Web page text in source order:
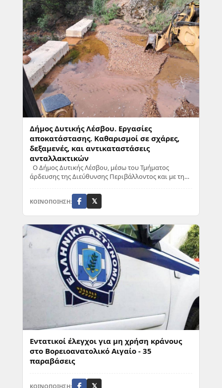
Δήμος Δυτικής Λέσβου. Εργασίες
αποκατάστασης. Καθαρισμοί σε σχάρες,
δεξαμενές, και αντικαταστάσεις
ανταλλακτικών
Ο Δήμος Δυτικής Λέσβου, μέσω του Τμήματος
άρδευσης της Διεύθυνσης Περιβάλλοντος και με την
ΚΟΙΝΟΠΟΙΗΣΗ: 𝕏
Εντατικοί έλεγχοι για μη χρήση κράνους
στο Βορειοανατολικό Αιγαίο - 35
παραβάσεις
ΚΟΙΝΟΠΟΙΗΣΗ: 𝕏